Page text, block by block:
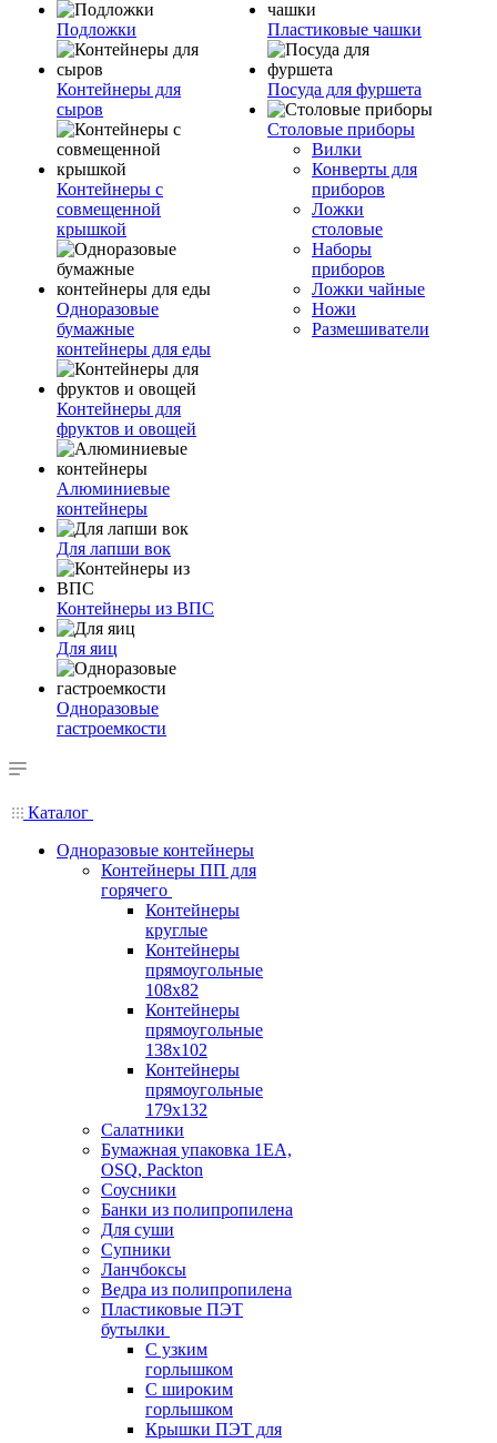
Подложки
Контейнеры для
сыров
Контейнеры с
совмещенной
крышкой
Одноразовые
бумажные
контейнеры для еды
Контейнеры для
фруктов и овощей
Алюминиевые
контейнеры
Для лапши вок
Контейнеры из ВПС
Для яиц
Одноразовые
гастроемкости
Пластиковые чашки
Посуда для фуршета
Столовые приборы
Вилки
Конверты для
приборов
Ложки
столовые
Наборы
приборов
Ложки чайные
Ножи
Размешиватели
Каталог
Одноразовые контейнеры
Контейнеры ПП для
горячего
Контейнеры
круглые
Контейнеры
прямоугольные
108х82
Контейнеры
прямоугольные
138х102
Контейнеры
прямоугольные
179х132
Салатники
Бумажная упаковка 1ЕА,
OSQ, Packton
Соусники
Банки из полипропилена
Для суши
Супники
Ланчбоксы
Ведра из полипропилена
Пластиковые ПЭТ
бутылки
С узким
горлышком
С широким
горлышком
Крышки ПЭТ для